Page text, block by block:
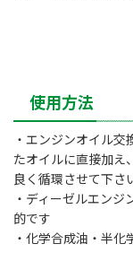
使用方法
・エンジンオイル
たオイルに直接加え、
良く循環させて下さ
・ディーゼルエン
的です
・化学合成油・半